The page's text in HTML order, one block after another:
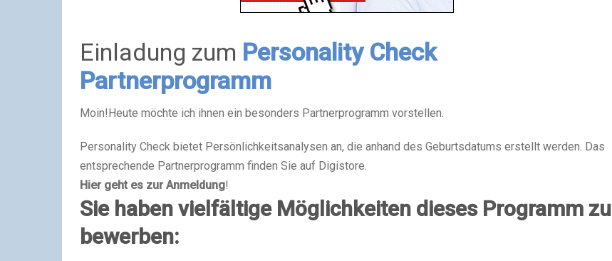
Einladung zum Personality Check
Partnerprogramm
Moin!Heute möchte ich ihnen ein besonders Partnerprogramm vorstellen.
Personality Check bietet Persönlichkeitsanalysen an, die anhand des Geburtsdatums erstellt werden. Das
entsprechende Partnerprogramm finden Sie auf Digistore.
Hier geht es zur Anmeldung!
Sie haben vielfältige Möglichkeiten dieses Programm zu
bewerben: